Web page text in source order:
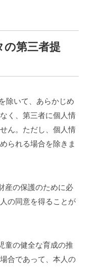
の第三者提
除いて、あらかじめ
く、第三者に個人情
ん。ただし、個人情
られる場合を除きま
産の保護のために必
の同意を得ることが
童の健全な育成の推
合であって、本人の